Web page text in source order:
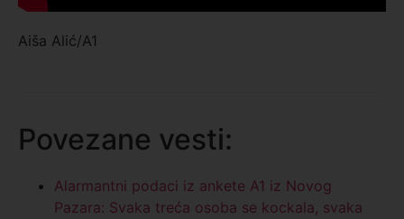
Aiša Alić/A1
Povezane vesti:
Alarmantni podaci iz ankete A1 iz Novog
Pazara: Svaka treća osoba se kockala, svaka